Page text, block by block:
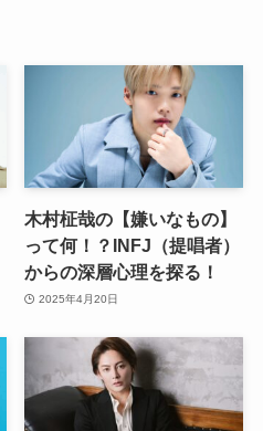
木村柾哉の【嫌いなもの】
って何！？INFJ（提唱者）
からの深層心理を探る！
2025年4月20日